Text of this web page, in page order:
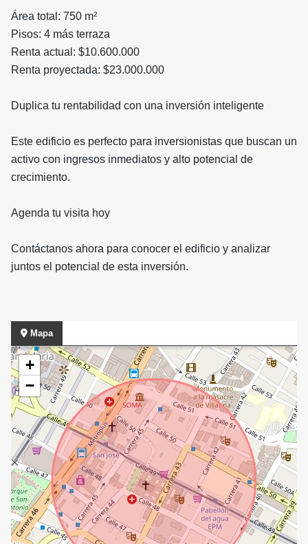
Área total: 750 m²
Pisos: 4 más terraza
Renta actual: $10.600.000
Renta proyectada: $23.000.000
Duplica tu rentabilidad con una inversión inteligente
Este edificio es perfecto para inversionistas que buscan un
activo con ingresos inmediatos y alto potencial de
crecimiento.
Agenda tu visita hoy
Contáctanos ahora para conocer el edificio y analizar
juntos el potencial de esta inversión.
Mapa
+
−